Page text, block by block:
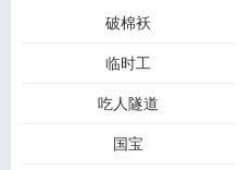
破棉袄
临时工
吃人隧道
国宝